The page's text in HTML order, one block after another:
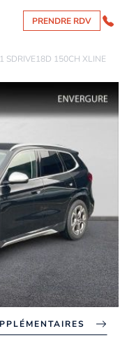
PRENDRE RDV
SDRIVE18D 150CH XLINE